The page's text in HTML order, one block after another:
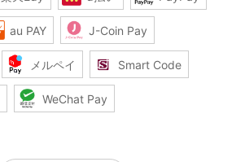
au PAY J-Coin Pay
メルペイ Smart Code
WeChat Pay